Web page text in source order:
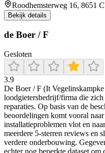
Roodhemsterweg 16, 8651
Bekijk details
de Boer / F
Gesloten
3.9
De Boer / F (It
loodgietersbedrijf/firma die
reparaties. Op basis van de
beoordelingen komt vooral
installatieproblemen vlot en
meerdere 5-sterren reviews en
verdere onderbouwing.
echter nog beperkte dataset